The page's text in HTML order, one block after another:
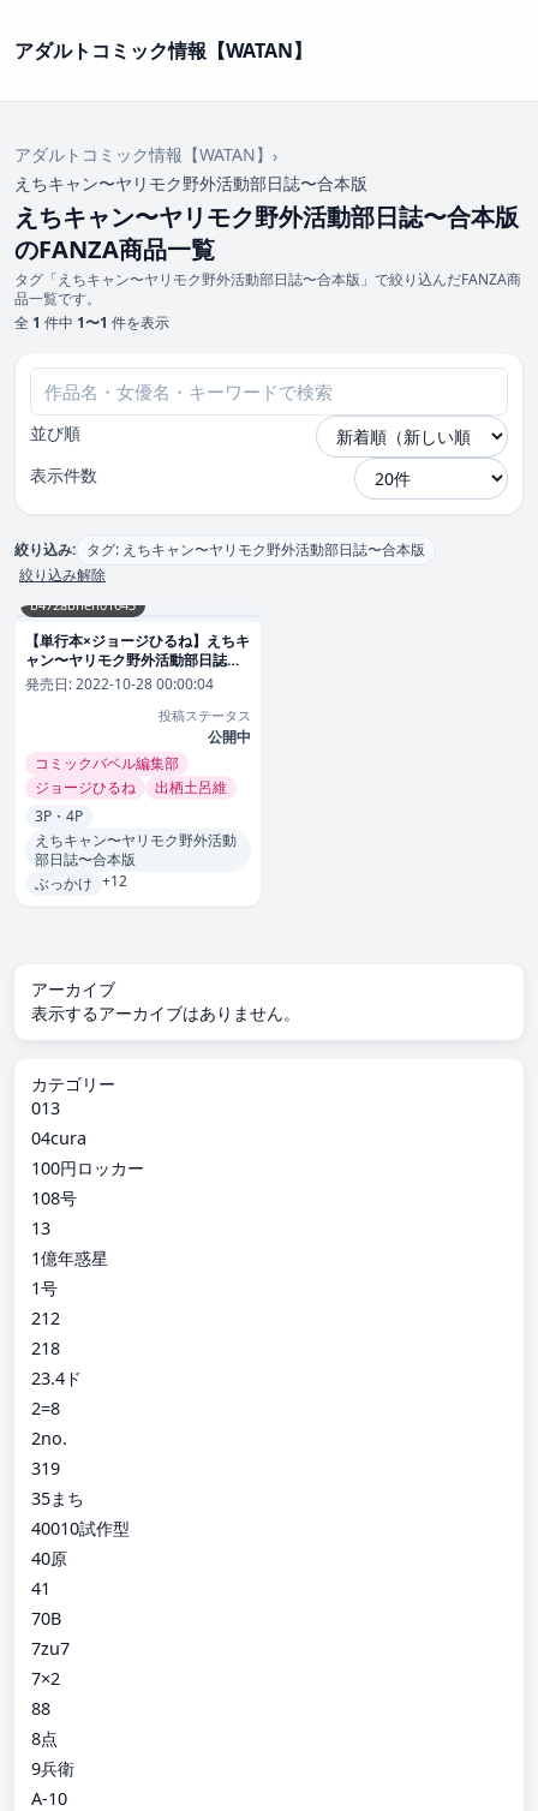
アダルトコミック情報【WATAN】
アダルトコミック情報【WATAN】 ›
えちキャン〜ヤリモク野外活動部日誌〜合本版
えちキャン〜ヤリモク野外活動部日誌〜合本版
のFANZA商品一覧
タグ「えちキャン〜ヤリモク野外活動部日誌〜合本版」で絞り込んだFANZA商
品一覧です。
全 1 件中 1〜1 件を表示
並び順
表示件数
絞り込み: タグ: えちキャン〜ヤリモク野外活動部日誌〜合本版
絞り込み解除
b472abnen01643
【単行本×ジョージひるね】えちキ
ャン〜ヤリモク野外活動部日誌〜
合本版
発売日:2022-10-28 00:00:04
投稿ステータス
公開中
コミックバベル編集部
ジョージひるね
出栖土呂維
3P・4P
えちキャン〜ヤリモク野外活動
部日誌〜合本版
ぶっかけ +12
アーカイブ
表示するアーカイブはありません。
カテゴリー
013
04cura
100円ロッカー
108号
13
1億年惑星
1号
212
218
23.4ド
2=8
2no.
319
35まち
40010試作型
40原
41
70B
7zu7
7×2
88
8点
9兵衛
A-10